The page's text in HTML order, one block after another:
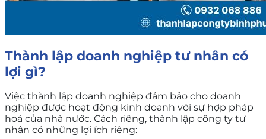
Thành lập doanh nghiệp tư nhân có
lợi gì?
Việc thành lập doanh nghiệp đảm bảo cho doanh
nghiệp được hoạt động kinh doanh với sự hợp pháp
hoá của nhà nước. Cách riêng, thành lập công ty tư
nhân có những lợi ích riêng: